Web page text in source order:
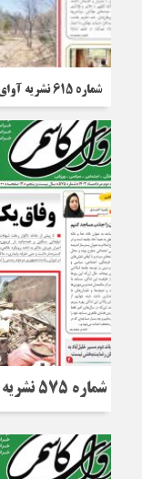
شماره 615 نشریه آوای کاشمر
شماره 575 نشریه آوای کاشمر